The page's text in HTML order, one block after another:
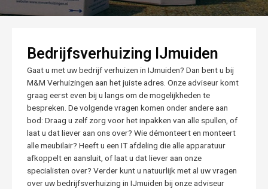
Bedrijfsverhuizing IJmuiden
Gaat u met uw bedrijf verhuizen in IJmuiden? Dan bent u bij
M&M Verhuizingen aan het juiste adres. Onze adviseur komt
graag eerst even bij u langs om de mogelijkheden te
bespreken. De volgende vragen komen onder andere aan
bod: Draag u zelf zorg voor het inpakken van alle spullen, of
laat u dat liever aan ons over? Wie démonteert en monteert
alle meubilair? Heeft u een IT afdeling die alle apparatuur
afkoppelt en aansluit, of laat u dat liever aan onze
specialisten over? Verder kunt u natuurlijk met al uw vragen
over uw bedrijfsverhuizing in IJmuiden bij onze adviseur